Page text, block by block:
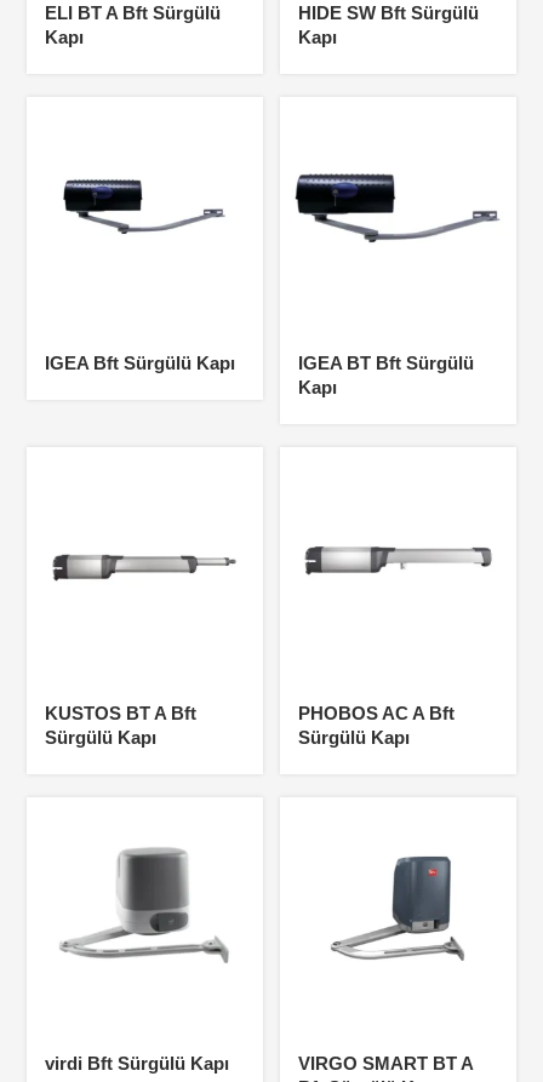
ELI BT A Bft Sürgülü
Kapı
HIDE SW Bft Sürgülü
Kapı
IGEA Bft Sürgülü Kapı
IGEA BT Bft Sürgülü
Kapı
KUSTOS BT A Bft
Sürgülü Kapı
PHOBOS AC A Bft
Sürgülü Kapı
virdi Bft Sürgülü Kapı
VIRGO SMART BT A